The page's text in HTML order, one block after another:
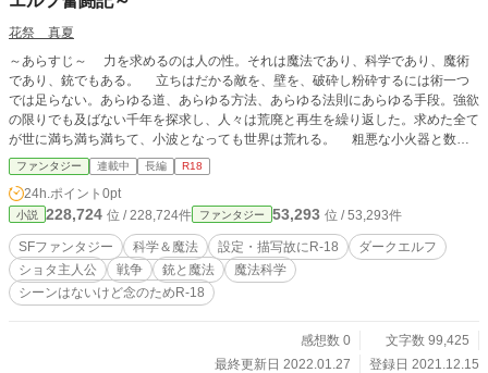
花祭 真夏
～あらすじ～ 力を求めるのは人の性。それは魔法であり、科学であり、魔術
であり、銃でもある。 立ちはだかる敵を、壁を、破砕し粉砕するには術一つ
では足らない。あらゆる道、あらゆる方法、あらゆる法則にあらゆる手段。強欲
の限りでも及ばない千年を探求し、人々は荒廃と再生を繰り返した。求めた全て
が世に満ち満ち満ちて、小波となっても世界は荒れる。 粗悪な小火器と数で
押すゴブリン軍。 粗末な重火器と圧力で潰すオーク軍。 精密な狙撃を得意
とするエルフ軍に、爆発物を得意とするドワーフやサイクロプス達の混成国家。
世界は覇権など争っていない。されど敵がいれば味方がいれば、瞬きする間に火
種が炎へ大火へ育つ。 ――――そんな煉獄で百五十年を生き、今も生きよう
とダークエルフの少年サムア・ディアリは弾を込めた。 エルフから迫害さ
れ、ドワーフには白い目で見られ、人族から不審の目で見られ、その他蛮族から
は獲物に見られる。 どうせ嫌われ者種族だから、今更気になんてならない。
だが、自分なりの幸せと安寧を手に入れる権利は当然あるはず。ならば何を犠牲
りはしない。 ※ミッドナイトノベルズでも投稿しています。
ファンタジー 連載中 長編 R18
24h.ポイント 0pt
小説 228,724 位 / 228,724件 ファンタジー 53,293 位 / 53,293件
SFファンタジー 科学＆魔法 設定・描写故にR-18
ダークエルフ
ショタ主人公
戦争 銃と魔法
魔法科学
シーンはないけど念のためR-18
感想数 0
文字数 99,425
最終更新日 2022.01.27
登録日 2021.12.15